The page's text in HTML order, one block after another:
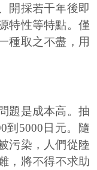
開採若干年後即
特性等特點。僅
種取之不盡，用
題是成本高。抽
到5000日元。隨
污染，人們從陸
，將不得不求助